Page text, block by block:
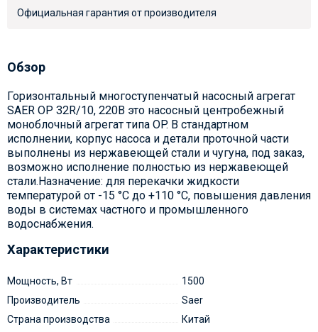
Официальная гарантия от производителя
Обзор
Горизонтальный многоступенчатый насосный агрегат
SAER OP 32R/10, 220В это насосный центробежный
моноблочный агрегат типа OP. В стандартном
исполнении, корпус насоса и детали проточной части
выполнены из нержавеющей стали и чугуна, под заказ,
возможно исполнение полностью из нержавеющей
стали.Назначение: для перекачки жидкости
температурой от -15 °С до +110 °С, повышения давления
воды в системах частного и промышленного
водоснабжения.
Характеристики
Мощность, Вт
1500
Производитель
Saer
Страна производства
Китай